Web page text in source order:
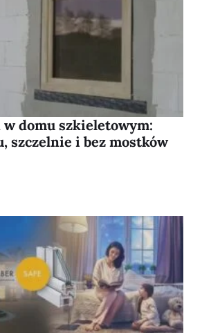
domu szkieletowym:
szczelnie i bez mostków